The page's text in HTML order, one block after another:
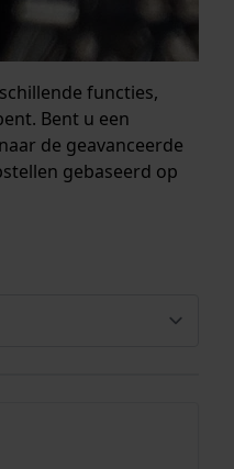
functies,
Bent u een
de geavanceerde
gebaseerd op